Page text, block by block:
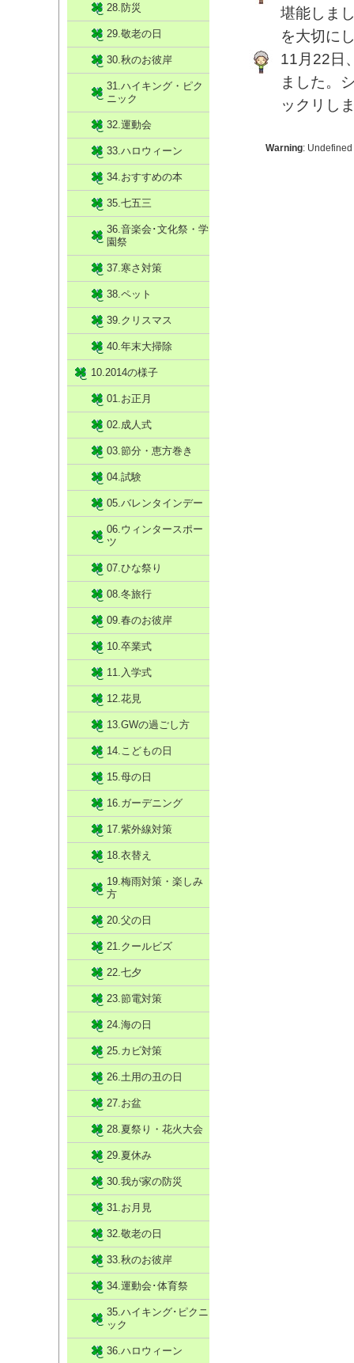
堪能しま
を大切に
11月22日
ました。
ックリし
Warning:
28.防災
29.敬老の日
30.秋のお彼岸
31.ハイキング・ピク
ニック
32.運動会
33.ハロウィーン
34.おすすめの本
35.七五三
36.音楽会･文化祭・学
園祭
37.寒さ対策
38.ペット
39.クリスマス
40.年末大掃除
10.2014の様子
01.お正月
02.成人式
03.節分・恵方巻き
04.試験
05.バレンタインデー
06.ウィンタースポー
ツ
07.ひな祭り
08.冬旅行
09.春のお彼岸
10.卒業式
11.入学式
12.花見
13.GWの過ごし方
14.こどもの日
15.母の日
16.ガーデニング
17.紫外線対策
18.衣替え
19.梅雨対策・楽しみ
方
20.父の日
21.クールビズ
22.七夕
23.節電対策
24.海の日
25.カビ対策
26.土用の丑の日
27.お盆
28.夏祭り・花火大会
29.夏休み
30.我が家の防災
31.お月見
32.敬老の日
33.秋のお彼岸
34.運動会･体育祭
35.ハイキング･ピクニ
ック
36.ハロウィーン